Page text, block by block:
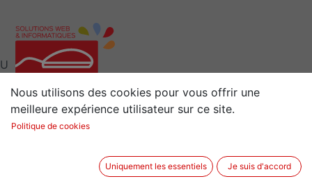
Interlocuteur clé pour vos Solutions Web et
Informatiques
2 rue de la Sénestrais
U
Nous utilisons des cookies pour vous offrir une
meilleure expérience utilisateur sur ce site.
Politique de cookies
Uniquement les essentiels Je suis d'accord